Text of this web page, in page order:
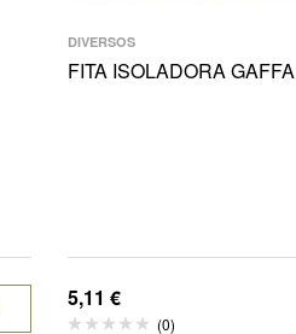
DIVERSOS
FITA ISOLADORA GAFFA
5,11 €
(0)